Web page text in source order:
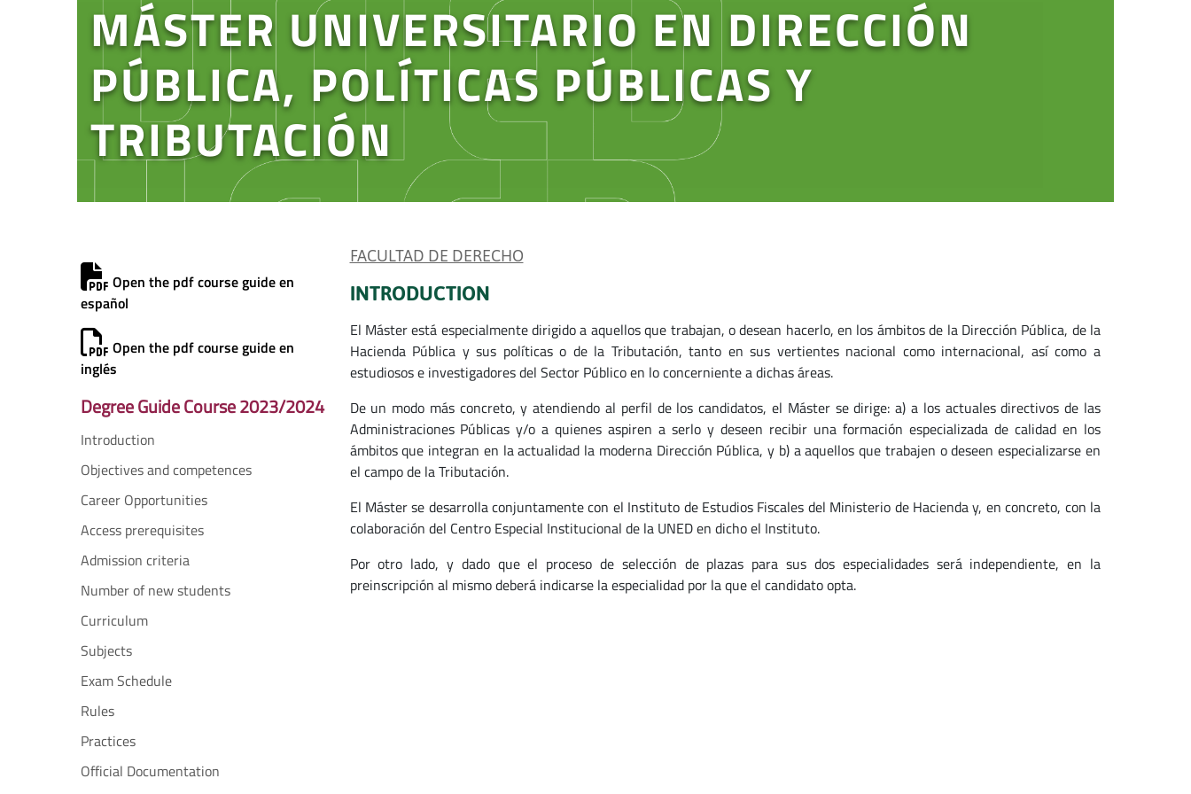
MÁSTER UNIVERSITARIO EN DIRECCIÓN
PÚBLICA, POLÍTICAS PÚBLICAS Y
TRIBUTACIÓN
Open the pdf course guide en
español
Open the pdf course guide en
inglés
Degree Guide Course 2023/2024
Introduction
Objectives and competences
Career Opportunities
Access prerequisites
Admission criteria
Number of new students
Curriculum
Subjects
Exam Schedule
Rules
Practices
Official Documentation
FACULTAD DE DERECHO
INTRODUCTION
El Máster está especialmente dirigido a aquellos que trabajan, o desean hacerlo, en los ámbitos de la Dirección Pública, de la
Hacienda Pública y sus políticas o de la Tributación, tanto en sus vertientes nacional como internacional, así como a
estudiosos e investigadores del Sector Público en lo concerniente a dichas áreas.
De un modo más concreto, y atendiendo al perfil de los candidatos, el Máster se dirige: a) a los actuales directivos de las
Administraciones Públicas y/o a quienes aspiren a serlo y deseen recibir una formación especializada de calidad en los
ámbitos que integran en la actualidad la moderna Dirección Pública, y b) a aquellos que trabajen o deseen especializarse en
el campo de la Tributación.
El Máster se desarrolla conjuntamente con el Instituto de Estudios Fiscales del Ministerio de Hacienda y, en concreto, con la
colaboración del Centro Especial Institucional de la UNED en dicho el Instituto.
Por otro lado, y dado que el proceso de selección de plazas para sus dos especialidades será independiente, en la
preinscripción al mismo deberá indicarse la especialidad por la que el candidato opta.